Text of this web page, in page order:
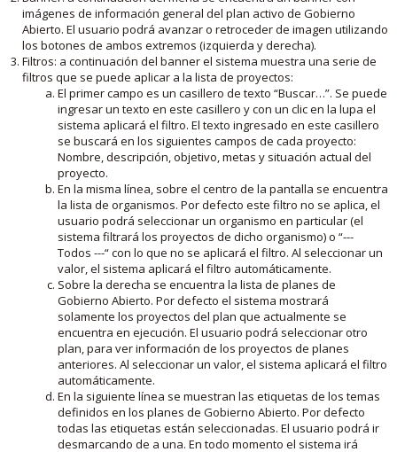
imágenes de información general del plan activo de Gobierno
Abierto. El usuario podrá avanzar o retroceder de imagen utilizando
los botones de ambos extremos (izquierda y derecha).
Filtros: a continuación del banner el sistema muestra una serie de
filtros que se puede aplicar a la lista de proyectos:
El primer campo es un casillero de texto “Buscar…”. Se puede
ingresar un texto en este casillero y con un clic en la lupa el
sistema aplicará el filtro. El texto ingresado en este casillero
se buscará en los siguientes campos de cada proyecto:
Nombre, descripción, objetivo, metas y situación actual del
proyecto.
En la misma línea, sobre el centro de la pantalla se encuentra
la lista de organismos. Por defecto este filtro no se aplica, el
usuario podrá seleccionar un organismo en particular (el
sistema filtrará los proyectos de dicho organismo) o “---
Todos ---“ con lo que no se aplicará el filtro. Al seleccionar un
valor, el sistema aplicará el filtro automáticamente.
Sobre la derecha se encuentra la lista de planes de
Gobierno Abierto. Por defecto el sistema mostrará
solamente los proyectos del plan que actualmente se
encuentra en ejecución. El usuario podrá seleccionar otro
plan, para ver información de los proyectos de planes
anteriores. Al seleccionar un valor, el sistema aplicará el filtro
automáticamente.
En la siguiente línea se muestran las etiquetas de los temas
definidos en los planes de Gobierno Abierto. Por defecto
todas las etiquetas están seleccionadas. El usuario podrá ir
desmarcando de a una. En todo momento el sistema irá